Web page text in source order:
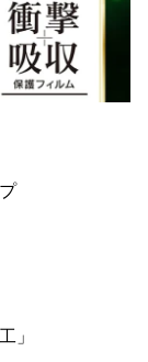
」